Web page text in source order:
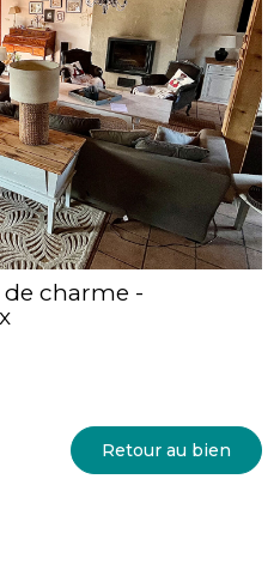
charme -
Retour au bien